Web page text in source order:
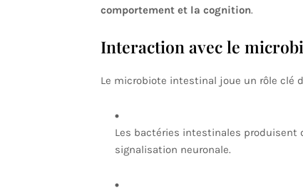
comportement et la cognition.
Interaction avec le
Le microbiote intestinal joue un rôle clé
Les bactéries intestinales produisent
signalisation neuronale.